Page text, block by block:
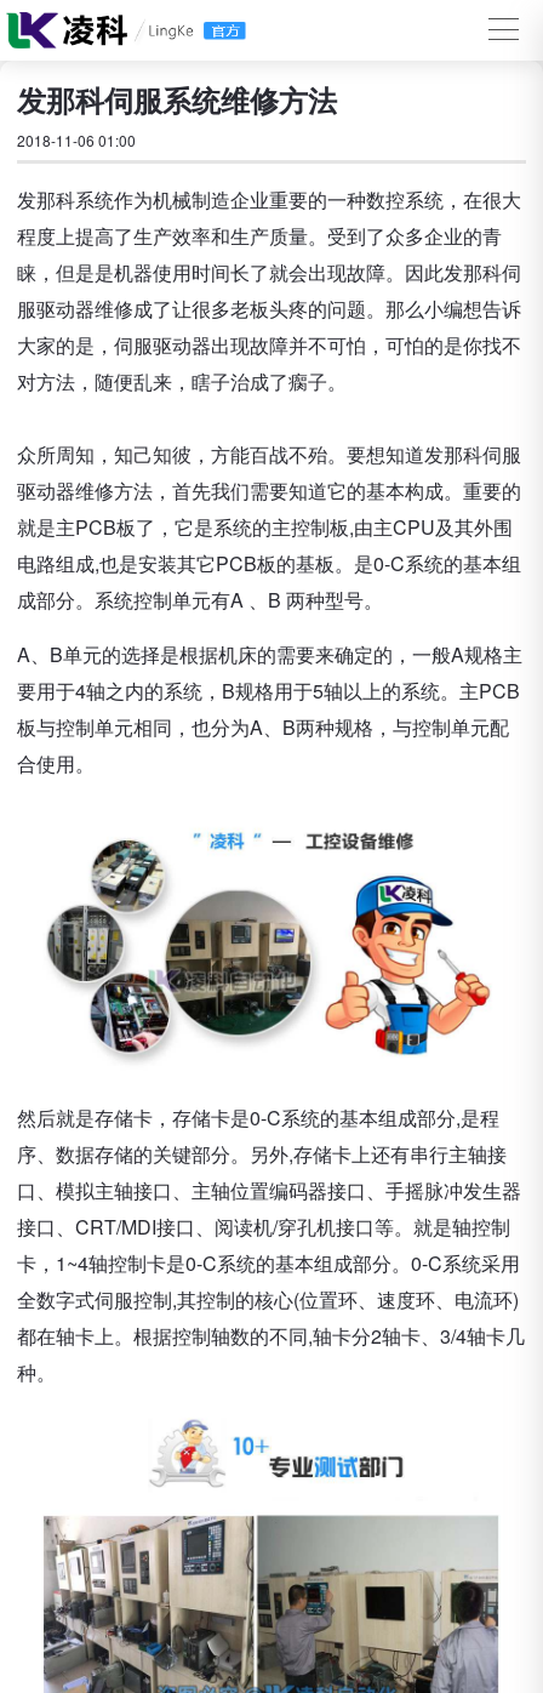
发那科伺服系统维修方法
2018-11-06 01:00
发那科系统作为机械制造企业重要的一种数控系统，在很大
程度上提高了生产效率和生产质量。受到了众多企业的青
睐，但是是机器使用时间长了就会出现故障。因此发那科伺
服驱动器维修成了让很多老板头疼的问题。那么小编想告诉
大家的是，伺服驱动器出现故障并不可怕，可怕的是你找不
对方法，随便乱来，瞎子治成了瘸子。
众所周知，知己知彼，方能百战不殆。要想知道发那科伺服
驱动器维修方法，首先我们需要知道它的基本构成。重要的
就是主PCB板了，它是系统的主控制板,由主CPU及其外围
电路组成,也是安装其它PCB板的基板。是0-C系统的基本组
成部分。系统控制单元有A 、B 两种型号。
A、B单元的选择是根据机床的需要来确定的，一般A规格主
要用于4轴之内的系统，B规格用于5轴以上的系统。主PCB
板与控制单元相同，也分为A、B两种规格，与控制单元配
合使用。
然后就是存储卡，存储卡是0-C系统的基本组成部分,是程
序、数据存储的关键部分。另外,存储卡上还有串行主轴接
口、模拟主轴接口、主轴位置编码器接口、手摇脉冲发生器
接口、CRT/MDI接口、阅读机/穿孔机接口等。就是轴控制
卡，1~4轴控制卡是0-C系统的基本组成部分。0-C系统采用
全数字式伺服控制,其控制的核心(位置环、速度环、电流环)
都在轴卡上。根据控制轴数的不同,轴卡分2轴卡、3/4轴卡几
种。